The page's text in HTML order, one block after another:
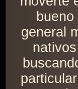
general